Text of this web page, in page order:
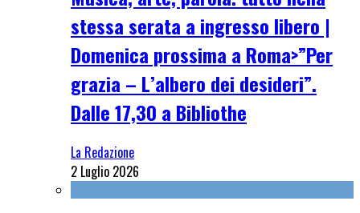
stessa serata a ingresso libero |
Domenica prossima a Roma>”Per
grazia – L’albero dei desideri”.
Dalle 17,30 a Bibliothe
La Redazione
2 Luglio 2026